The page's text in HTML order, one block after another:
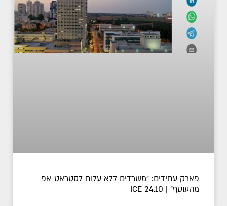
פארק עתידים: "משרדים ללא עלות לסטראט-אפ
מהעוטף" | ICE 24.10